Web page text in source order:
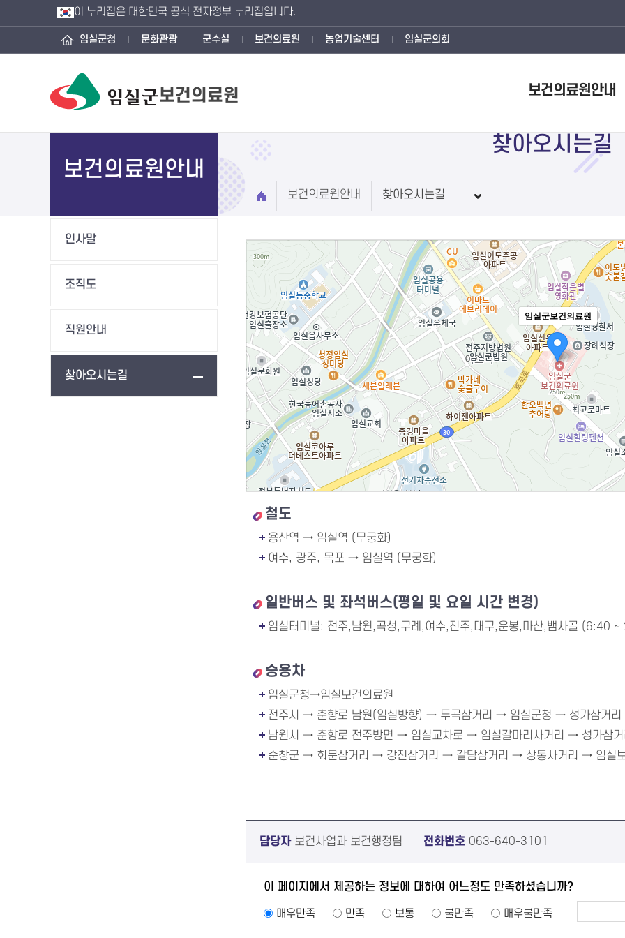
이 누리집은 대한민국 공식 전자정부 누리집입니다.
임실군청 문화관광 군수실 보건의료원 농업기술센터 임실군의회
보건의료원 보건의료원안내
보건의료원안내
인사말
조직도
직원안내
찾아오시는길
찾아오시는길
보건의료원안내 찾아오시는길
임실군보건의료원
철도
용산역 → 임실역 (무궁화)
여수, 광주, 목포 → 임실역 (무궁화)
일반버스 및 좌석버스(평일 및 요일 시간 변경)
임실터미널: 전주,남원,곡성,구례,여수,진주,대구,운봉,마산,뱀사골 (6:40
승용차
임실군청→임실보건의료원
전주시 → 춘향로 남원(임실방향) → 두곡삼거리 → 임실군청 → 성가삼거
남원시 → 춘향로 전주방면 → 임실교차로 → 임실갈마리사거리 → 성가삼
순창군 → 회문삼거리 → 강진삼거리 → 갈담삼거리 → 상통사거리 → 임실
담당자보건사업과 보건행정팀 전화번호 063-640-3101
이 페이지에서 제공하는 정보에 대하여 어느정도 만족하셨습니까?
매우만족 만족 보통 불만족 매우불만족